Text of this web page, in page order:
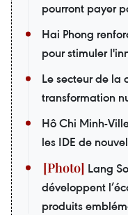
pourront payer
Hai Phong
pour stimuler
Le secteur de la
transformation
Hô Chi Minh-
les IDE de
Lang
développent
produits